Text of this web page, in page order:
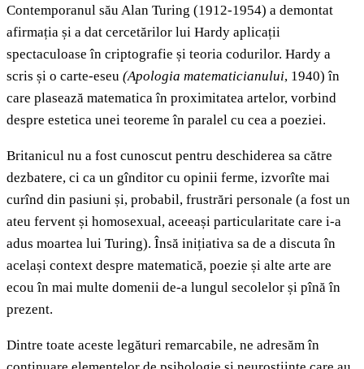
Contemporanul său Alan Turing (1912-1954) a demontat
afirmația și a dat cercetărilor lui Hardy aplicații
spectaculoase în criptografie și teoria codurilor. Hardy a
scris și o carte-eseu (Apologia matematicianului, 1940) în
care plasează matematica în proximitatea artelor, vorbind
despre estetica unei teoreme în paralel cu cea a poeziei.
Britanicul nu a fost cunoscut pentru deschiderea sa către
dezbatere, ci ca un gînditor cu opinii ferme, izvorîte mai
curînd din pasiuni și, probabil, frustrări personale (a fost un
ateu fervent și homosexual, aceeași particularitate care i-a
adus moartea lui Turing). Însă inițiativa sa de a discuta în
același context despre matematică, poezie și alte arte are
ecou în mai multe domenii de-a lungul secolelor și pînă în
prezent.
Dintre toate aceste legături remarcabile, ne adresăm în